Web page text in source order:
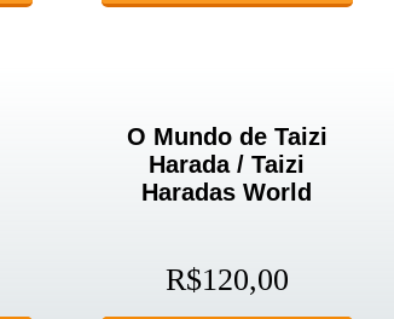
O Mundo de Taizi
Harada / Taizi
Haradas World
R$120,00